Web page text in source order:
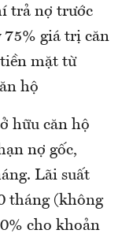
trả nợ trước
giá trị căn
mặt từ
hộ
hữu căn hộ
nợ gốc,
Lãi suất
tháng (không
cho khoản